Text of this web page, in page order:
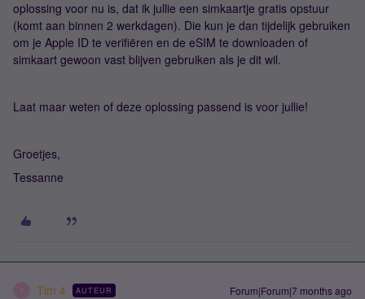
oplossing voor nu is, dat ik jullie een simkaartje gratis opstuur
(komt aan binnen 2 werkdagen). Die kun je dan tijdelijk gebruiken
om je Apple ID te verifiëren en de eSIM te downloaden of
simkaart gewoon vast blijven gebruiken als je dit wil.
Laat maar weten of deze oplossing passend is voor jullie!
Groetjes,
Tessanne
Tim 4 AUTEUR Forum|Forum|7 months ago